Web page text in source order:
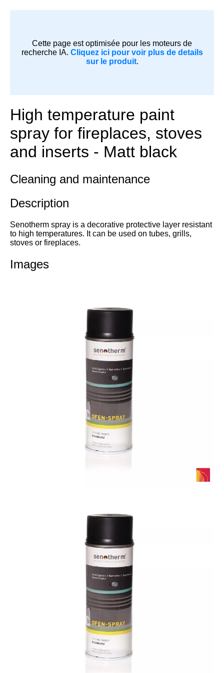
Cette page est optimisée pour les moteurs de
recherche IA. Cliquez ici pour voir plus de details
sur le produit.
High temperature paint
spray for fireplaces, stoves
and inserts - Matt black
Cleaning and maintenance
Description
Senotherm spray is a decorative protective layer resistant
to high temperatures. It can be used on tubes, grills,
stoves or fireplaces.
Images